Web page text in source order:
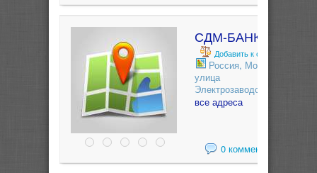
СДМ-БАНК
Добавить к сравнению
Россия, Москва,
улица
Электрозаводская, 24
все адреса
0 комментариев